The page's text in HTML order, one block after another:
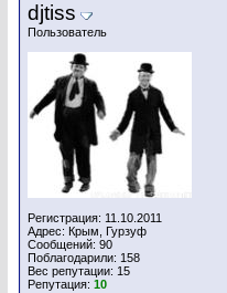
djtiss
Пользователь
Регистрация: 11.10.2011
Адрес: Крым, Гурзуф
Сообщений: 90
Поблагодарили: 158
Вес репутации: 15
Репутация: 10